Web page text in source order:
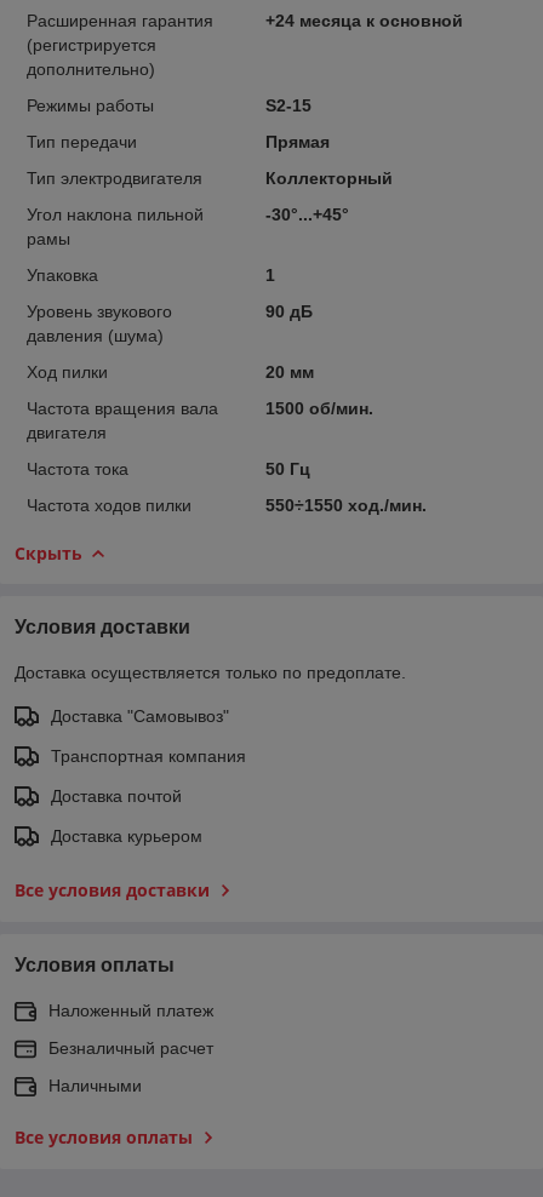
Расширенная гарантия
(регистрируется
дополнительно)
+24 месяца к основной
Режимы работы
S2-15
Тип передачи
Прямая
Тип электродвигателя
Коллекторный
Угол наклона пильной
рамы
-30°...+45°
Упаковка
1
Уровень звукового
давления (шума)
90 дБ
Ход пилки
20 мм
Частота вращения вала
двигателя
1500 об/мин.
Частота тока
50 Гц
Частота ходов пилки
550÷1550 ход./мин.
Скрыть
Условия доставки
Доставка осуществляется только по предоплате.
Доставка "Самовывоз"
Транспортная компания
Доставка почтой
Доставка курьером
Все условия доставки
Условия оплаты
Наложенный платеж
Безналичный расчет
Наличными
Все условия оплаты